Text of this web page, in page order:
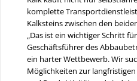
komplette
Kalksteins zwischen den
„Das ist ein wichtiger Schritt
Geschäftsführer des
ein harter Wettbewerb. Wir
Möglichkeiten zur